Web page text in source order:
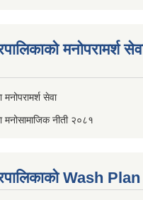
मनोपरामर्श
सेवा
नीती २०८१
Wash Plan